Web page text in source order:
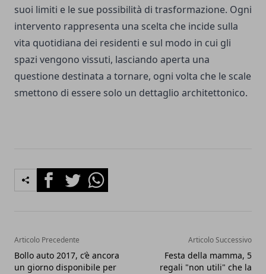
suoi limiti e le sue possibilità di trasformazione. Ogni
intervento rappresenta una scelta che incide sulla
vita quotidiana dei residenti e sul modo in cui gli
spazi vengono vissuti, lasciando aperta una
questione destinata a tornare, ogni volta che le scale
smettono di essere solo un dettaglio architettonico.
FacebookTwitterWhatsapp
Articolo Precedente
Bollo auto 2017, c’è ancora
un giorno disponibile per
Articolo Successivo
Festa della mamma, 5
regali "non utili" che la